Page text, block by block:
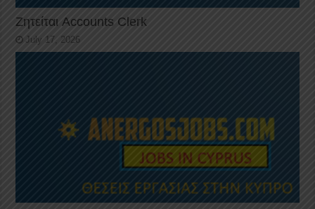
Ζητείται Accounts Clerk
July 17, 2026